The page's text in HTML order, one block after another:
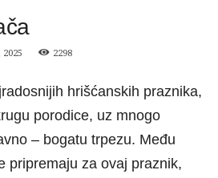
2298
hrišćanskih praznika,
porodice, uz mnogo
– bogatu trpezu. Među
pripremaju za ovaj praznik,